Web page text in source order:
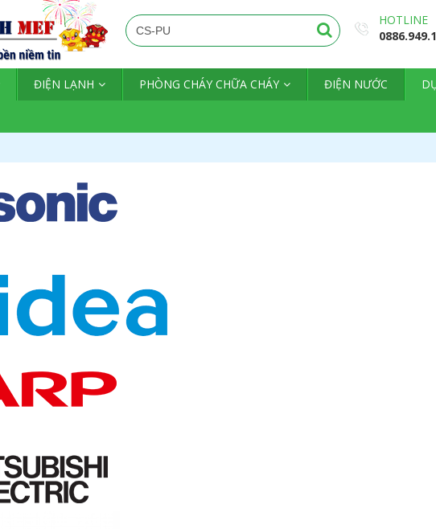
HOTLINE
ĐIỆN LẠNH PHÒNG CHÁY CHỮA CHÁY ĐIỆN NƯỚC